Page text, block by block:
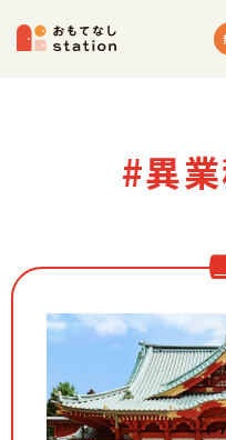
#異